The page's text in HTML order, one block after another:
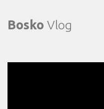
Bosko Vlog